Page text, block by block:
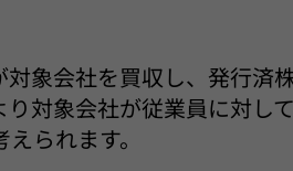
象会社を買収し、発行済
対象会社が従業員に対し
られます。